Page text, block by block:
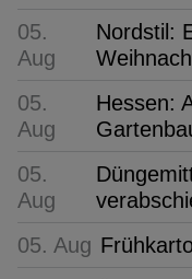
05.
Aug
Nordstil:
05.
Aug
Hessen:
05.
Aug
05. Aug